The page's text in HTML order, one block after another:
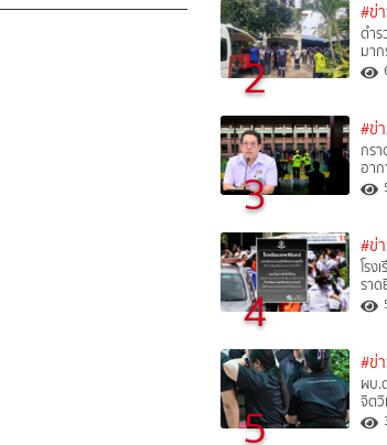
2
#ข่
ตำ
มาก
3
#ข่
กรา
อา
4
#ข่
โรง
รา
5
#ข่
ผบ.
จิตวิ